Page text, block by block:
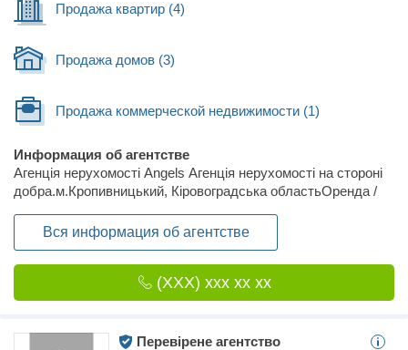
(XXX) xxx xx xx
Продажа квартир (4)
Продажа домов (3)
Продажа коммерческой недвижимости (1)
Информация об агентстве
Агенція нерухомості Angels Агенція нерухомості на стороні
добра.м.Кропивницький, Кіровоградська областьОренда /
власностіКомерційна нерухомість різного
призначенняЗемельні ділянкиДачі /
гаражіПослуги:ексклюзивний продажвизначення ринкової
вартостіпідготовка документів до угодистворення
портфоліоНаша робота - принести вам користь на ринку
важливим речам.
Вся информация об агентстве
Перевірене агентство